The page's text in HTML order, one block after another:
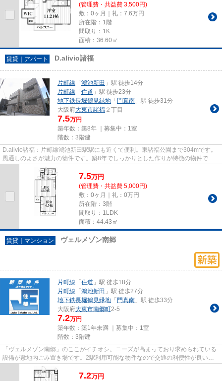
(管理費・共益費 3,500円)
敷：0ヶ月｜礼：7.6万円
所在階：1階
間取り：1K
面積：36.60㎡
賃貸｜アパート D.alivio諸福
片町線 「 鴻池新田 」駅 徒歩14分
片町線 「 住道 」駅 徒歩23分
地下鉄長堀鶴見緑地 「 門真南 」駅 徒歩31分
大阪府大東市諸福 ２丁目
7.5万円
築年数：築8年 ｜募集中： 1室
階数：3階建
D.alivio諸福：片町線鴻池新田駅駅にも近くて便利。東諸福公園まで304mです。
風通しのよさが魅力の物件です。築8年でしっかりとした作りが特徴の物件で
す。住都エステートでは片町線鴻...
7.5万円
(管理費・共益費 5,000円)
敷：0ヶ月｜礼：0万円
所在階：3階
間取り：1LDK
面積：44.43㎡
賃貸｜マンション ヴェルメゾン南郷
片町線 「 住道 」駅 徒歩18分
片町線 「 鴻池新田 」駅 徒歩27分
地下鉄長堀鶴見緑地 「 門真南 」駅 徒歩33分
大阪府大東市南郷町2-5
7.2万円
築年数：築1年未満 ｜募集中： 1室
階数：3階建
「ヴェルメゾン南郷」のここがイチオシ。ニーズが高まっており求められている
設備が敷地内ごみ置き場です。2駅利用可能な物件なので交通の利便性が良いの
が魅力です。2026年に建設され...
7.2万円